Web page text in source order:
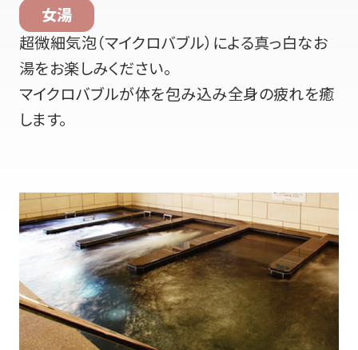
女湯
超微細気泡（マイクロバブル）による真っ白なお
湯をお楽しみください。
マイクロバブルが体を包み込み全身の疲れを癒
します。